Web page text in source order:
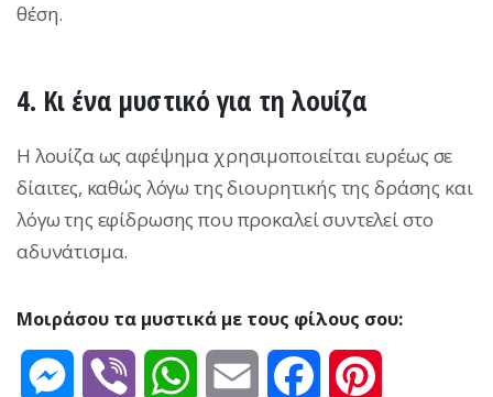
θέση.
4. Κι ένα μυστικό για τη λουίζα
Η λουίζα ως αφέψημα χρησιμοποιείται ευρέως σε
δίαιτες, καθώς λόγω της διουρητικής της δράσης και
λόγω της εφίδρωσης που προκαλεί συντελεί στο
αδυνάτισμα.
Μοιράσου τα μυστικά με τους φίλους σου:
Messenger
Viber WhatsAppEmail Facebook